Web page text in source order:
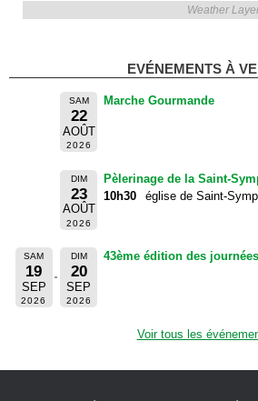
Weather
EVÉNEMENTS À
SAM
22
AOÛT
2026
Marche Gourmande
DIM
23
AOÛT
2026
Pèlerinage de la Saint-
10h30
église de Saint-
SAM
19
SEP
2026
DIM
20
SEP
2026
43ème édition des
Voir tous les